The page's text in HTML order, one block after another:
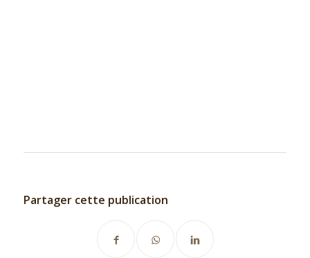
Partager cette publication